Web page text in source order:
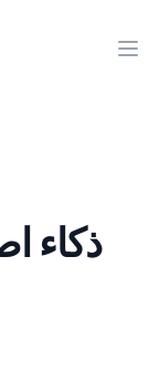
ذكاء